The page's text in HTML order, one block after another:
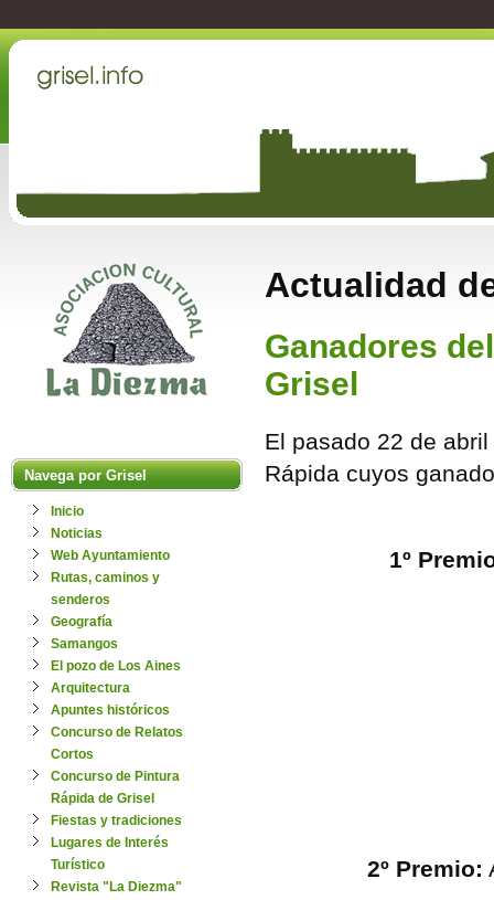
Navega por Grisel
Inicio
Noticias
Web Ayuntamiento
Rutas, caminos y
senderos
Geografía
Samangos
El pozo de Los Aines
Arquitectura
Apuntes históricos
Concurso de Relatos
Cortos
Concurso de Pintura
Rápida de Grisel
Fiestas y tradiciones
Lugares de Interés
Turístico
Revista "La Diezma"
Actualidad
Ganadores
Grisel
El pasado 22 de
Rápida cuyos
1º
2º Premio: